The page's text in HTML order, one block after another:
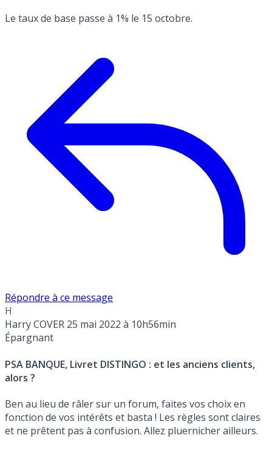
Le taux de base passe à 1% le 15 octobre.
Répondre à ce message
H
Harry COVER 25 mai 2022 à 10h56min
Épargnant
PSA BANQUE, Livret DISTINGO : et les anciens clients,
alors ?
Ben au lieu de râler sur un forum, faites vos choix en
fonction de vos intérêts et basta ! Les règles sont claires
et ne prêtent pas à confusion. Allez pluernicher ailleurs.